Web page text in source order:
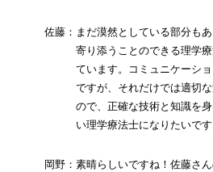
佐藤：まだ漠然としている部分も
寄り添うことのできる理学
ています。コミュニケーシ
ですが、それだけでは適切
ので、正確な技術と知識を
い理学療法士になりたいです
岡野：素晴らしいですね！佐藤さ